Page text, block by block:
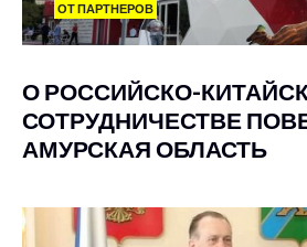
ОТ ПАРТНЕРОВ
О РОССИЙСКО-
СОТРУДНИЧЕСТВЕ
АМУРСКАЯ ОБЛАСТЬ